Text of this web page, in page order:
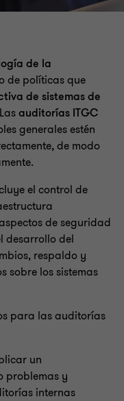
de la
de políticas que
de sistemas de
auditorías ITGC
generales estén
de modo
el control de
de seguridad
desarrollo del
respaldo y
sobre los sistemas
para las auditorías
un
problemas y
internas